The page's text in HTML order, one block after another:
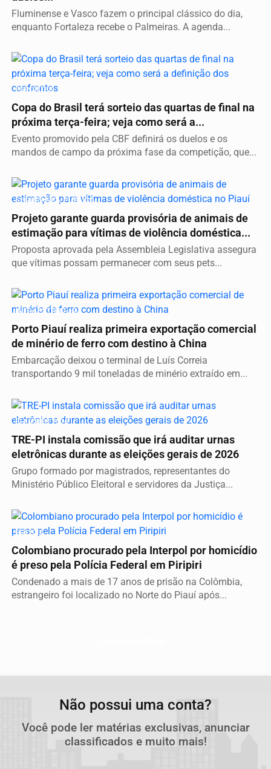
Fluminense e Vasco fazem o principal clássico do dia,
enquanto Fortaleza recebe o Palmeiras. A agenda...
ESPORTES
Copa do Brasil terá sorteio das quartas de final na
próxima terça-feira; veja como será a...
Evento promovido pela CBF definirá os duelos e os
mandos de campo da próxima fase da competição, que...
SEGURANÇA PÚBLICA
Projeto garante guarda provisória de animais de
estimação para vítimas de violência doméstica...
Proposta aprovada pela Assembleia Legislativa assegura
que vítimas possam permanecer com seus pets...
INFRAESTRUTURA
Porto Piauí realiza primeira exportação comercial
de minério de ferro com destino à China
Embarcação deixou o terminal de Luís Correia
transportando 9 mil toneladas de minério extraído em...
ELEIÇÕES 2026
TRE-PI instala comissão que irá auditar urnas
eletrônicas durante as eleições gerais de 2026
Grupo formado por magistrados, representantes do
Ministério Público Eleitoral e servidores da Justiça...
POLÍCIA
Colombiano procurado pela Interpol por homicídio
é preso pela Polícia Federal em Piripiri
Condenado a mais de 17 anos de prisão na Colômbia,
estrangeiro foi localizado no Norte do Piauí após...
Não possui uma conta?
Você pode ler matérias exclusivas, anunciar
classificados e muito mais!